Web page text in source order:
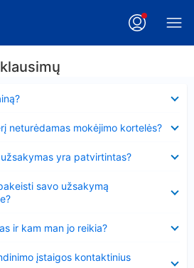
neturėdamas mokėjimo kortelės?
yra patvirtintas?
savo užsakymą
ir kam man jo reikia?
įstaigos kontaktinius